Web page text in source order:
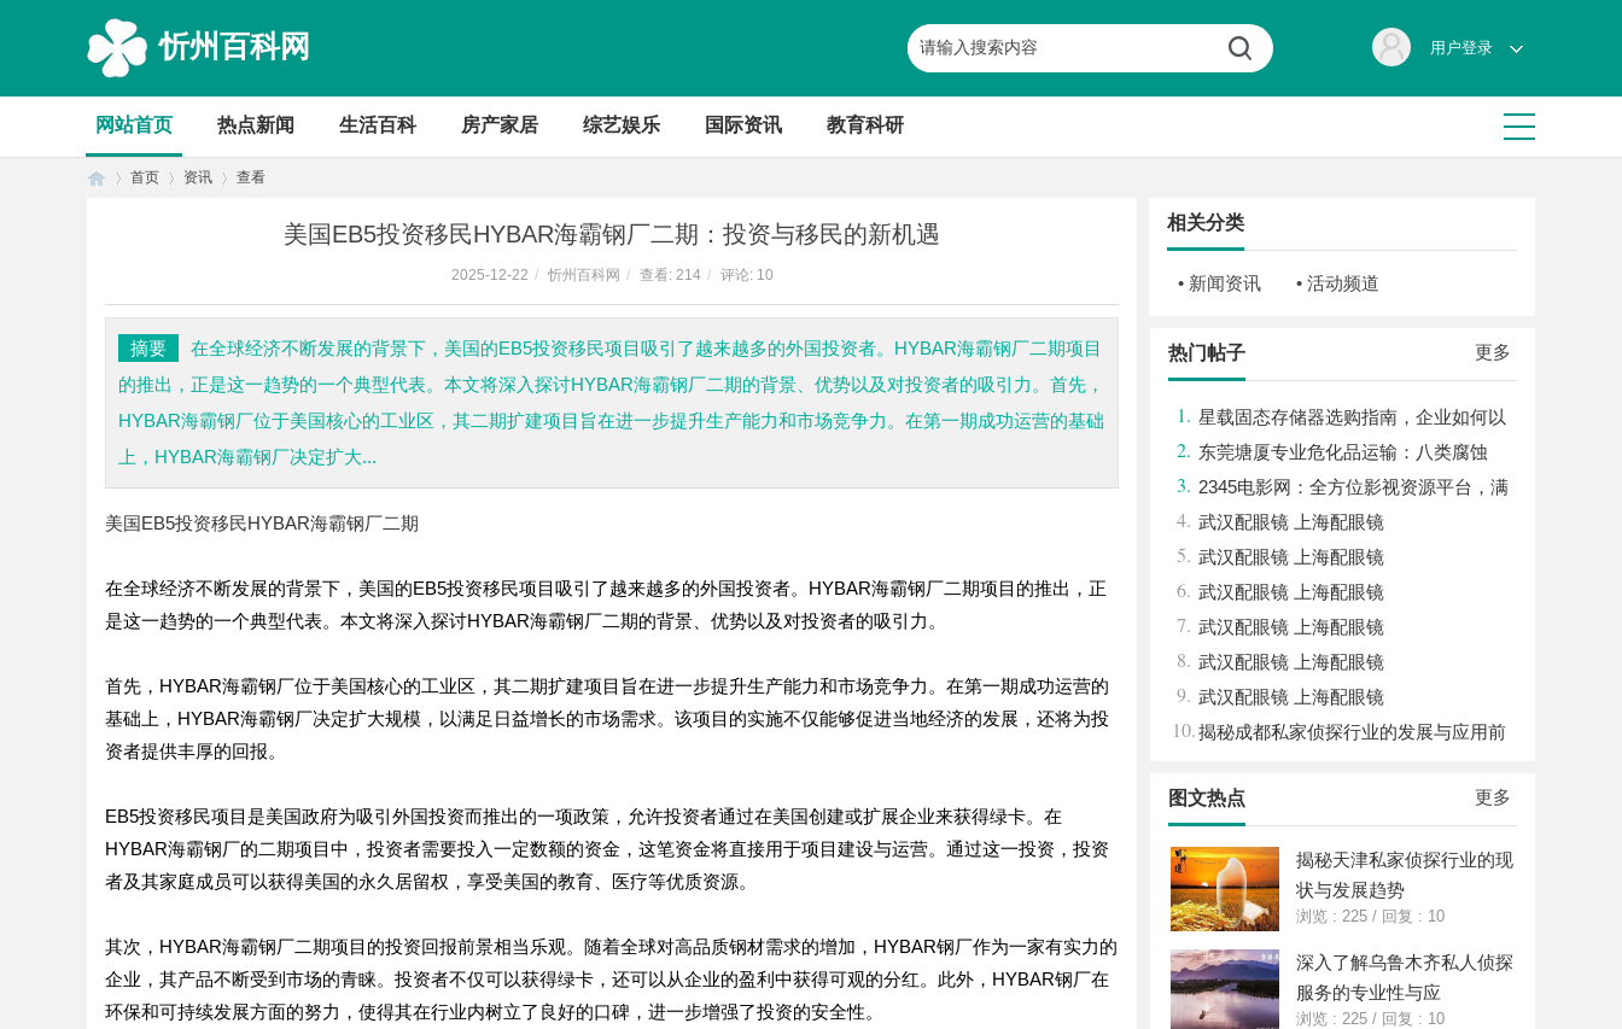
忻州百科网 用户登录
网站首页 热点新闻 生活百科 房产家居 综艺娱乐 国际资讯 教育科研
首页 资讯 查看
美国EB5投资移民HYBAR海霸钢厂二期：投资与移民的新机遇
2025-12-22 / 忻州百科网 / 查看: 214 / 评论: 10
摘要
在全球经济不断发展的背景下，美国的EB5投资移民项目吸引了越来越多的外国投资者。HYBAR海霸钢厂二期项目
的推出，正是这一趋势的一个典型代表。本文将深入探讨HYBAR海霸钢厂二期的背景、优势以及对投资者的吸引力。首先，
HYBAR海霸钢厂位于美国核心的工业区，其二期扩建项目旨在进一步提升生产能力和市场竞争力。在第一期成功运营的基础
上，HYBAR海霸钢厂决定扩大...
美国EB5投资移民HYBAR海霸钢厂二期
在全球经济不断发展的背景下，美国的EB5投资移民项目吸引了越来越多的外国投资者。HYBAR海霸钢厂二期项目的推出，正
是这一趋势的一个典型代表。本文将深入探讨HYBAR海霸钢厂二期的背景、优势以及对投资者的吸引力。
首先，HYBAR海霸钢厂位于美国核心的工业区，其二期扩建项目旨在进一步提升生产能力和市场竞争力。在第一期成功运营的
基础上，HYBAR海霸钢厂决定扩大规模，以满足日益增长的市场需求。该项目的实施不仅能够促进当地经济的发展，还将为投
资者提供丰厚的回报。
EB5投资移民项目是美国政府为吸引外国投资而推出的一项政策，允许投资者通过在美国创建或扩展企业来获得绿卡。在
HYBAR海霸钢厂的二期项目中，投资者需要投入一定数额的资金，这笔资金将直接用于项目建设与运营。通过这一投资，投资
者及其家庭成员可以获得美国的永久居留权，享受美国的教育、医疗等优质资源。
其次，HYBAR海霸钢厂二期项目的投资回报前景相当乐观。随着全球对高品质钢材需求的增加，HYBAR钢厂作为一家有实力的
企业，其产品不断受到市场的青睐。投资者不仅可以获得绿卡，还可以从企业的盈利中获得可观的分红。此外，HYBAR钢厂在
环保和可持续发展方面的努力，使得其在行业内树立了良好的口碑，进一步增强了投资的安全性。
相关分类
• 新闻资讯 • 活动频道
更多
热门帖子
1. 星载固态存储器选购指南，企业如何以
星载级安全性能存储资料？
2. 东莞塘厦专业危化品运输：八类腐蚀
品、九类杂项合规全品类承运解决方案
3. 2345电影网：全方位影视资源平台，满
足观影新体验
4. 武汉配眼镜 上海配眼镜
5. 武汉配眼镜 上海配眼镜
6. 武汉配眼镜 上海配眼镜
7. 武汉配眼镜 上海配眼镜
8. 武汉配眼镜 上海配眼镜
9. 武汉配眼镜 上海配眼镜
10.揭秘成都私家侦探行业的发展与应用前
更多
图文热点
揭秘天津私家侦探行业的现
状与发展趋势
浏览 : 225 / 回复 : 10
深入了解乌鲁木齐私人侦探
服务的专业性与应
浏览 : 225 / 回复 : 10